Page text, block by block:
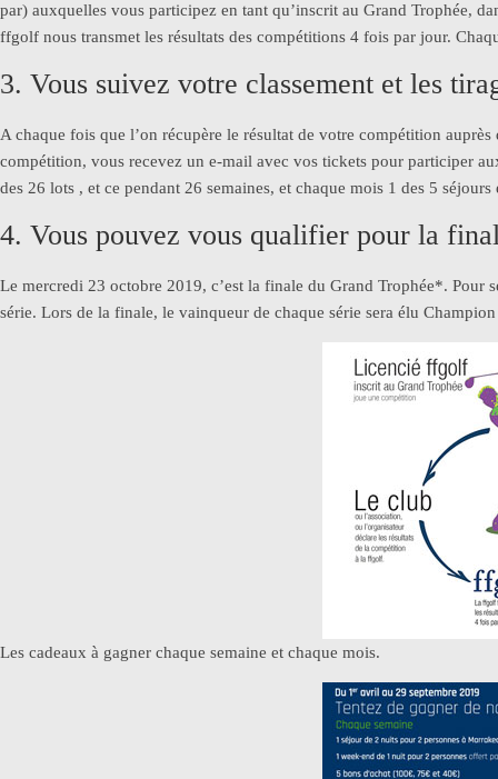
par) auxquelles vous participez en tant qu’inscrit au Grand Trophée,
ffgolf nous transmet les résultats des compétitions 4 fois par jour.
3. Vous suivez votre classement et les
A chaque fois que l’on récupère le résultat de votre compétition
compétition, vous recevez un e-mail avec vos tickets pour participer
des 26 lots , et ce pendant 26 semaines, et chaque mois 1 des 5
4. Vous pouvez vous qualifier pour la
Le mercredi 23 octobre 2019, c’est la finale du Grand Trophée*.
série. Lors de la finale, le vainqueur de chaque série sera élu
Les cadeaux à gagner chaque semaine et chaque mois.